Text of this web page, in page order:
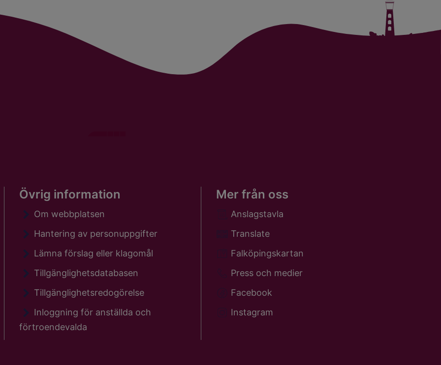
Övrig information
Om webbplatsen
Hantering av personuppgifter
Lämna förslag eller klagomål
Tillgänglighetsdatabasen
Tillgänglighetsredogörelse
Inloggning för anställda och
förtroendevalda
Mer från oss
Anslagstavla
Translate
Falköpingskartan
Press och medier
Facebook
Instagram